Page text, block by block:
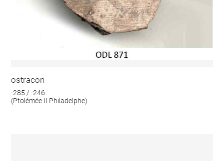
ostracon
-285 / -246
(Ptolémée II Philadelphe)